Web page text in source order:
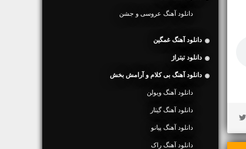
دانلود آهنگ عروسی و جشن
دانلود آهنگ غمگین
دانلود تیتراژ
دانلود آهنگ بی کلام و آرامش بخش
دانلود آهنگ ویولن
دانلود آهنگ گیتار
دانلود آهنگ پیانو
دانلود آهنگ راک